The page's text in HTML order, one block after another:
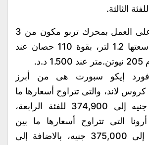
وتقوم السيارة على العمل بمحرك تربو مكون من 3
أسطوانات تبلغ سعتها 1.2 لتر، بقوة 110 حصان عند
فورد إيكو سبورت هى من أبرز
كروس لاند، والتى تتراوح أسعارها ما
بين 299,900 جنيه إلى 374,900 للفئة الرابعة،
التى تتراوح أسعارها ما بين
319,000 جنيه إلى 375,000 جنيه، بالاضافة إلى